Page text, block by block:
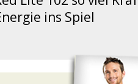
ins Spiel